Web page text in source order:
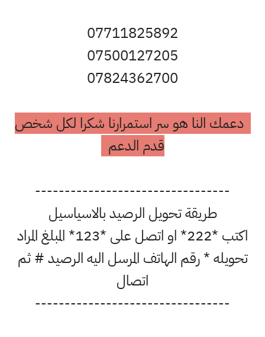
07711825892
07500127205
07824362700
دعمك النا هو سر استمرارنا شكرا لكل شخص
قدم الدعم
---------------------------------
طريقة تحويل الرصيد بالاسياسيل
اكتب *222* او اتصل على *123* المبلغ المراد
تحويله * رقم الهاتف المرسل اليه الرصيد # ثم
اتصال
---------------------------------